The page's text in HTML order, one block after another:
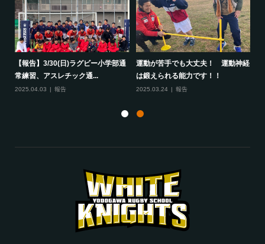
【報告】3/30(日)ラグビー小学部通
常練習、アスレチック通...
2025.04.03 報告
運動が苦手でも大丈夫！ 運動神経
は鍛えられる能力です！！
2025.03.24 報告